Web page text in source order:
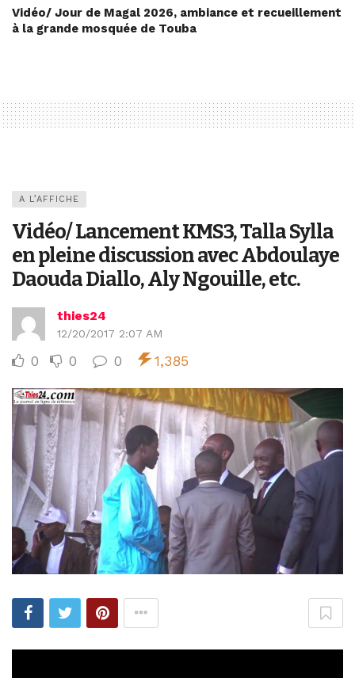
Vidéo/ Jour de Magal 2026, ambiance et recueillement
à la grande mosquée de Touba
A L’AFFICHE
Vidéo/ Lancement KMS3, Talla Sylla
en pleine discussion avec Abdoulaye
Daouda Diallo, Aly Ngouille, etc.
thies24
12/20/2017 2:07 AM
0 0 0 1,385